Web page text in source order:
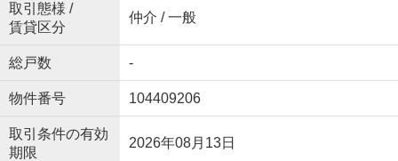
取引態様 /
賃貸区分
仲介 / 一般
総戸数 -
物件番号 104409206
取引条件の有効
期限
2026年08月13日